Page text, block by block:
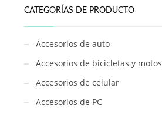
CATEGORÍAS DE PRODUCTO
Accesorios de auto
Accesorios de bicicletas y motos
Accesorios de celular
Accesorios de PC